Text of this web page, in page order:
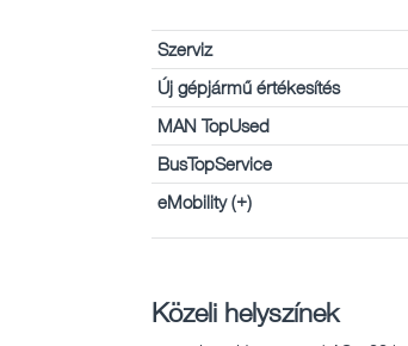
Szerviz
Új gépjármű értékesítés
MAN TopUsed
BusTopService
eMobility (+)
Közeli helyszínek